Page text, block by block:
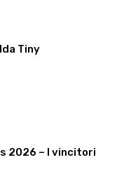
Tiny
2026 – I vincitori